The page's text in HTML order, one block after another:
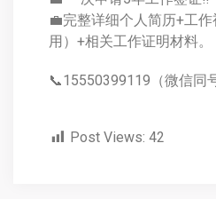
💼完整详细个人简历+工
用）+相关工作证明材料。
📞15550399119（微信同
Post Views: 42